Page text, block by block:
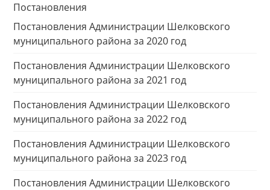
Постановления
Постановления Администрации Шелковского
муниципального района за 2020 год
Постановления Администрации Шелковского
муниципального района за 2021 год
Постановления Администрации Шелковского
муниципального района за 2022 год
Постановления Администрации Шелковского
муниципального района за 2023 год
Постановления Администрации Шелковского